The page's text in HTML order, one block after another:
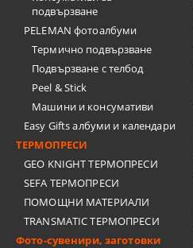
подвързване
PELEMAN фотоалбуми
Термично подвързване
Подвързване с телбод
Peel & Stick
Машини и консумативи
Easy Gifts албуми и календари
ТЕРМОПРЕСИ
GEO KNIGHT ТЕРМОПРЕСИ
SEFA ТЕРМОПРЕСИ
ПОМОЩНИ МАТЕРИАЛИ
TRANSMATIC ТЕРМОПРЕСИ
Фото-сувенири, заготовки